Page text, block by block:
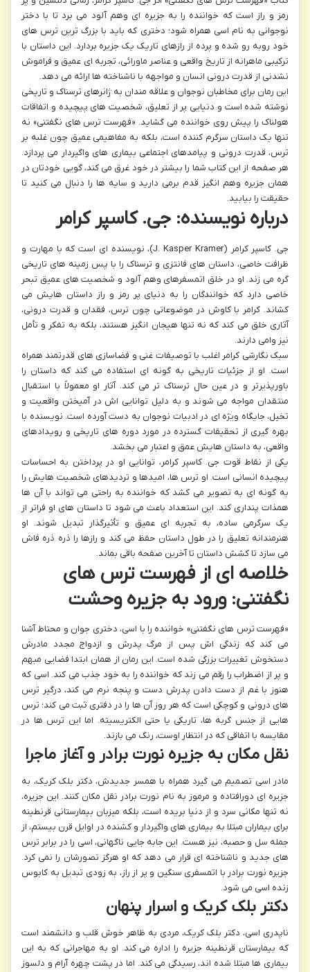
رمز و راز است که خواننده را به جزیره ای وهم آلود می برد تا با دختر
نوجوانی به نام اسی همراه شود؛ دختری که باید با بزرگ ترین ترس های
خود روبه رو شده و پرده از رازهای تاریک یک جزیره بردارد. این داستان با
ترکیبی ماهرانه از تاریخ واقعی و عناصر ماورائی، تجربه ای عمیق و فراموش
نشدنی از قدرت درونی انسان و مواجهه با ناشناخته ها ارائه می دهد.
این رمان برای مخاطبان نوجوان و علاقه مندان به ژانرهای ترسناک و تاریخی
نوشته شده است و دنیایی پر از تعلیق، شخصیت های پیچیده و اتفاقات
هولناک را پیش روی خواننده می گشاید. «فهرست ترس های نگفتنی» نه
تنها یک داستان سرگرم کننده است، بلکه به مفاهیمی عمیق چون غلبه بر
ترس، قدرت درونی و پیامدهای اجتماعی بیماری های واگیردار می پردازد.
هر صفحه از این کتاب شما را بیشتر در خود غرق می کند، گویی خودتان در
همان جزیره وهم انگیز قدم برمی دارید و سایه ها را دنبال می کنید تا
حقیقت را بیابید.
درباره نویسنده: جی. کاسپر کرامر
جی. کاسپر کرامر (J. Kasper Kramer)، نویسنده ای است که با مهارت و
ظرافت خاصی، داستان های فانتزی و ترسناک را با پس زمینه های تاریخی
گره می زند. او در خلق اتمسفرهای وهم آلود و شخصیت های عمیق تبحر
خاصی دارد که خوانندگان را به دنیای پر رمز و راز داستان هایش می
کشاند. کرامر با کاوش در موضوعاتی چون ترس، فقدان و قدرت درونی،
آثاری خلق می کند که نه تنها هیجان انگیز هستند، بلکه به تفکر و تأمل
نیز وامی دارند.
سبک نگارشی کرامر اغلب با توصیفات غنی و فضاسازی های قدرتمند همراه
است. او از جزئیات تاریخی به گونه ای استفاده می کند که داستان را
باورپذیرتر و در عین حال ترسناک تر می کند. آثار او معمولاً با استقبال
منتقدان مواجه می شوند و به دلیل توانایی اش در آمیختن واقعیت و
تخیل، جایگاه ویژه ای در ادبیات نوجوان به دست آورده است. نویسنده با
بهره گیری از تحقیقات گسترده در مورد دوره های تاریخی و رویدادهای
واقعی، به داستان هایش عمق و اعتبار می بخشد.
یکی از نقاط قوت جی. کاسپر کرامر، توانایی او در پرداختن به احساسات
پیچیده انسانی است. او ترس ها، امیدها و تردیدهای شخصیت هایش را
به گونه ای به تصویر می کشد که خواننده به راحتی می تواند با آن ها
همذات پنداری کند. این استعداد باعث می شود تا داستان های او فراتر از
یک سرگرمی ساده، به تجربه ای عمیق و تأثیرگذار تبدیل شوند. او
هنرمندانه تعلیق را در طول داستان حفظ می کند و رازها را ذره ذره فاش
می سازد تا کشش داستان تا آخرین صفحه باقی بماند.
خلاصه ای از فهرست ترس های
نگفتنی: ورود به جزیره وحشت
«فهرست ترس های نگفتنی» خواننده را با اسی، دختری جوان و محتاط آشنا
می کند که زندگی اش پس از مرگ پدرش و ازدواج مجدد مادرش
دستخوش تغییرات بزرگی شده است. این رمان از همان ابتدا فضایی مبهم
و پر از اضطراب را رقم می زند که خواننده را به خود جذب می کند. اسی که
هنوز با غم از دست دادن پدرش دست و پنجه نرم می کند، درگیر ترس
های درونی و کوچکی است که هر روز آن ها را در دفتری ثبت می کند؛ ترس
هایی از جنس گربه ها، تاریکی یا حتی الکتریسیته. اما این ترس ها در
مقایسه با اتفاقی که در انتظار اوست، رنگ می بازند.
نقل مکان به جزیره نورت برادر و آغاز ماجرا
مادر اسی تصمیم می گیرد همراه با همسر جدیدش، دکتر بلک کریک، به
جزیره ای دورافتاده و مرموز به نام نورت برادر نقل مکان کنند. این جزیره،
نه تنها مکانی سرد و از دنیا بریده است، بلکه میزبان بیمارستانی قرنطینه
برای بیماران مبتلا به بیماری های واگیردار و کشنده در اوایل قرن بیستم، از
جمله سل و حصبه، نیز هست. این جابه جایی ناگهانی، اسی را در برابر ترس
های جدید و ناشناخته ای قرار می دهد که او هرگز تصورشان را نمی کرد.
جزیره نورت برادر با اتمسفری سنگین و پر از راز، به زودی تبدیل به کابوس
زنده اسی می شود.
دکتر بلک کریک و اسرار پنهان
ناپدری اسی، دکتر بلک کریک، مردی به ظاهر خوش قلب و دانشمند است
که بیمارستان قرنطینه جزیره را اداره می کند. او به مهاجرانی که به این
بیماری ها مبتلا شده اند، رسیدگی می کند. اما در پشت چهره آرام و دلسوز